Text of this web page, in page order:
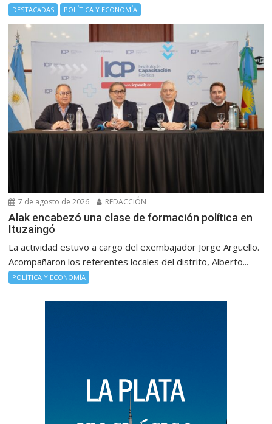
DESTACADAS POLÍTICA Y ECONOMÍA
7 de agosto de 2026 REDACCIÓN
Alak encabezó una clase de formación política en
Ituzaingó
La actividad estuvo a cargo del exembajador Jorge Argüello.
Acompañaron los referentes locales del distrito, Alberto...
POLÍTICA Y ECONOMÍA